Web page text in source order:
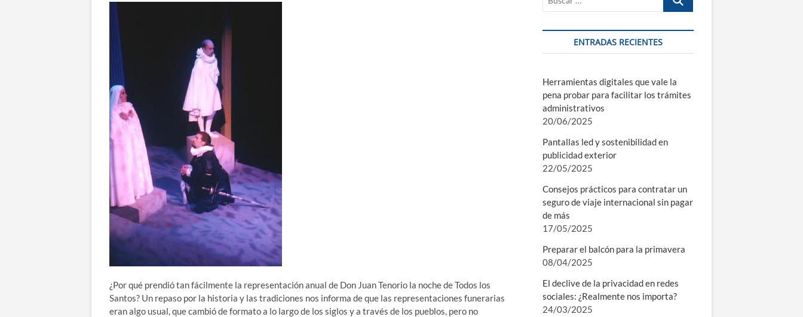
¿Por qué prendió tan fácilmente la representación anual de Don Juan Tenorio la noche de Todos los
Santos? Un repaso por la historia y las tradiciones nos informa de que las representaciones funerarias
eran algo usual, que cambió de formato a lo largo de los siglos y a través de los pueblos, pero no
ENTRADAS RECIENTES
Herramientas digitales que vale la
pena probar para facilitar los trámites
administrativos
20/06/2025
Pantallas led y sostenibilidad en
publicidad exterior
22/05/2025
Consejos prácticos para contratar un
seguro de viaje internacional sin pagar
de más
17/05/2025
Preparar el balcón para la primavera
08/04/2025
El declive de la privacidad en redes
sociales: ¿Realmente nos importa?
24/03/2025